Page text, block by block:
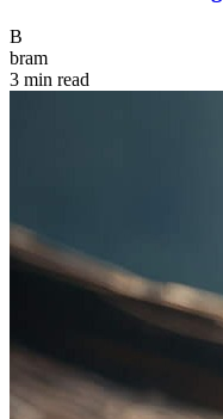
B
bram
3 min read